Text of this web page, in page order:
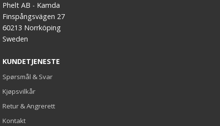
Phelt AB - Kamda
Finspångsvägen 27
60213 Norrköping
Sweden
KUNDETJENESTE
Spørsmål & Svar
Kjøpsvilkår
Retur & Angrerett
Kontakt